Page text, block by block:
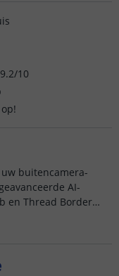
10
buitencamera-
AI-
en Thread Border
uw smart home....